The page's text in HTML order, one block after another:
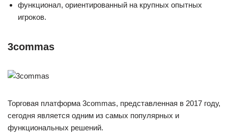
функционал, ориентированный на крупных опытных
игроков.
3commas
Торговая платформа 3commas, представленная в 2017 году,
сегодня является одним из самых популярных и
функциональных решений.